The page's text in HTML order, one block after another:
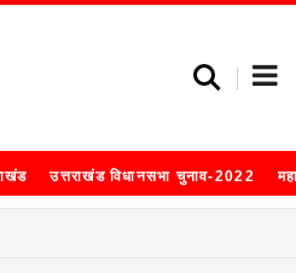
उत्तराखंड विधानसभा चुनाव-2022